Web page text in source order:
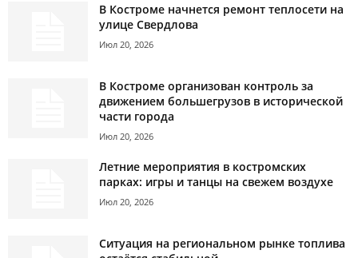
В Костроме начнется ремонт теплосети на
улице Свердлова
Июл 20, 2026
В Костроме организован контроль за
движением большегрузов в исторической
части города
Июл 20, 2026
Летние мероприятия в костромских
парках: игры и танцы на свежем воздухе
Июл 20, 2026
Ситуация на региональном рынке топлива